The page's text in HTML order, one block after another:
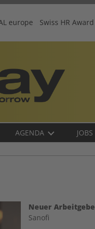
europe Swiss HR Award
AGENDA JOBS
Neuer
Sanofi